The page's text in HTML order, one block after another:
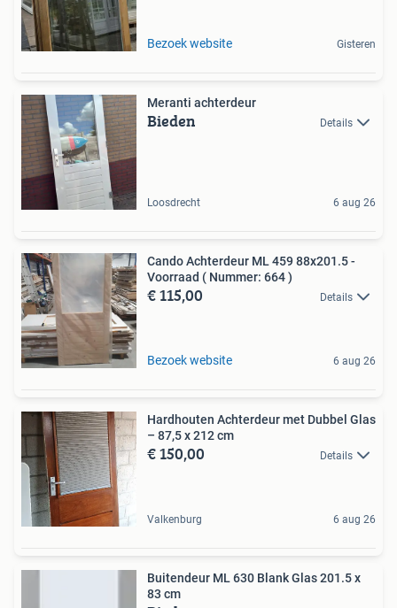
Bezoek website Gisteren
Meranti achterdeur
Bieden Details
Loosdrecht 6 aug 26
Cando Achterdeur ML 459 88x201.5 -
Voorraad ( Nummer: 664 )
€ 115,00 Details
Bezoek website 6 aug 26
Hardhouten Achterdeur met Dubbel Glas
– 87,5 x 212 cm
€ 150,00 Details
Valkenburg 6 aug 26
Buitendeur ML 630 Blank Glas 201.5 x
83 cm